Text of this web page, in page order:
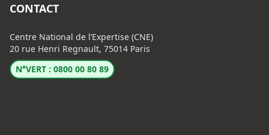
CONTACT
Centre National de l’Expertise (CNE)
20 rue Henri Regnault, 75014 Paris
N°VERT : 0800 00 80 89